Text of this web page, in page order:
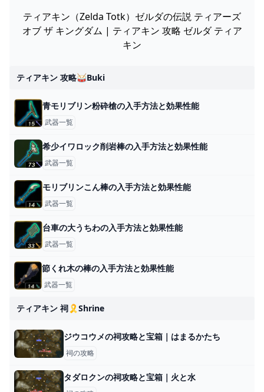
ティアキン（Zelda Totk）ゼルダの伝説 ティアーズ
オブ ザ キングダム | ティアキン 攻略 ゼルダ ティア
キン
ティアキン 攻略🥁buki
青モリブリン粉砕槍の入手方法と効果性能
武器一覧
希少イワロック削岩棒の入手方法と効果性能
武器一覧
モリブリンこん棒の入手方法と効果性能
武器一覧
台車の大うちわの入手方法と効果性能
武器一覧
節くれ木の棒の入手方法と効果性能
武器一覧
ティアキン 祠🎗️shrine
ジウコウメの祠攻略と宝箱｜はまるかたち
祠の攻略
タダロクンの祠攻略と宝箱｜火と水